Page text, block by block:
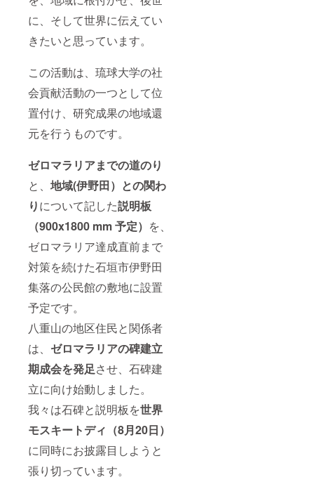
に、そして世界に伝えてい
きたいと思っています。
この活動は、琉球大学の社
会貢献活動の一つとして位
置付け、研究成果の地域還
元を行うものです。
ゼロマラリアまでの道のり
と、 地域(伊野田）との関わ
りについて記した説明板
（900x1800 mm 予定） を、
ゼロマラリア達成直前まで
対策を続けた石垣市伊野田
集落の公民館の敷地に設置
予定です。
八重山の地区住民と関係者
は、 ゼロマラリアの碑建立
期成会を発足させ、石碑建
立に向け始動しました。
我々は石碑と説明板を世界
モスキートディ（8月20日）
に同時にお披露目しようと
張り切っています。